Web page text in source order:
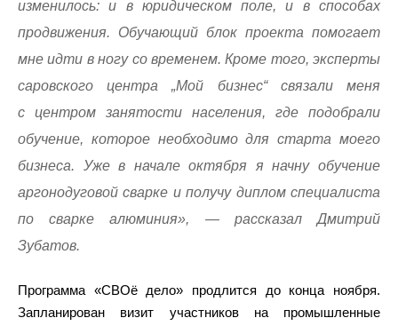
изменилось: и в юридическом поле, и в способах
продвижения. Обучающий блок проекта помогает
мне идти в ногу со временем. Кроме того, эксперты
саровского центра „Мой бизнес“ связали меня
с центром занятости населения, где подобрали
обучение, которое необходимо для старта моего
бизнеса. Уже в начале октября я начну обучение
аргонодуговой сварке и получу диплом специалиста
по сварке алюминия», — рассказал Дмитрий
Зубатов.
Программа «СВОё дело» продлится до конца ноября.
Запланирован визит участников на промышленные